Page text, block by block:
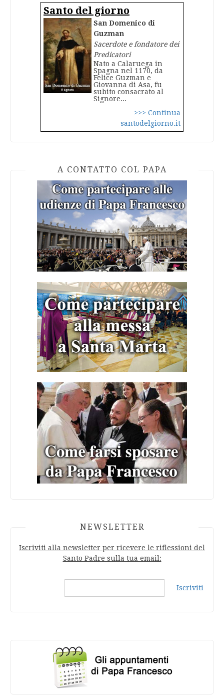
Santo del giorno
San Domenico di
Guzman
Sacerdote e fondatore dei
Predicatori
Nato a Calaruega in
Spagna nel 1170, da
Felice Guzman e
Giovanna di Asa, fu
subito consacrato al
Signore...
>>> Continua
santodelgiorno.it
A CONTATTO COL PAPA
NEWSLETTER
Iscriviti alla newsletter per ricevere le riflessioni del
Santo Padre sulla tua email:
Iscriviti